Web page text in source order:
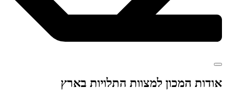
אודות המכון למצוות התלויות בארץ